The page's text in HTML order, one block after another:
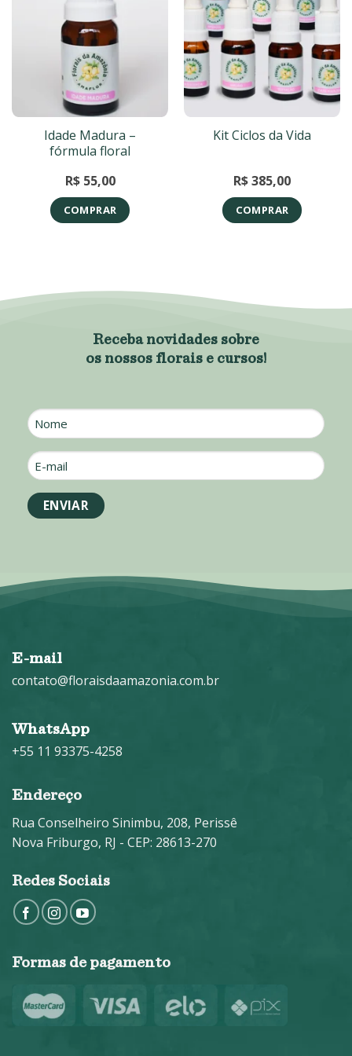
Idade Madura –
fórmula floral
R$55,00
COMPRAR
Kit Ciclos da Vida
R$385,00
COMPRAR
Receba novidades sobre
os nossos florais e cursos!
Nome
E-
mail
*
E-mail
contato@floraisdaamazonia.com.br
WhatsApp
+55 11 93375-4258
Endereço
Rua Conselheiro Sinimbu, 208, Perissê
Nova Friburgo, RJ - CEP: 28613-270
Redes Sociais
Formas de pagamento